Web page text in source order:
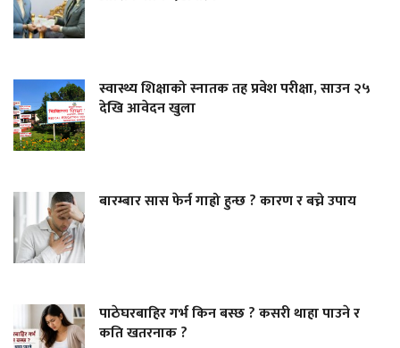
स्वास्थ्य शिक्षाको स्नातक तह प्रवेश परीक्षा, साउन २५
देखि आवेदन खुला
बारम्बार सास फेर्न गाह्रो हुन्छ ? कारण र बच्ने उपाय
पाठेघरबाहिर गर्भ किन बस्छ ? कसरी थाहा पाउने र
कति खतरनाक ?